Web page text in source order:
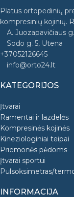
Platus ortopedinių
kompresinių kojinių.
A. Juozapavičiaus
Sodo g. 5, Utena
+37052126645
info@orto24.lt
KATEGORIJOS
Įtvarai
Ramentai ir lazdelės
Kompresinės kojinės
Kineziologiniai teipai
Priemonės pėdoms
Įtvarai sportui
Pulsoksimetras/
INFORMACIJA